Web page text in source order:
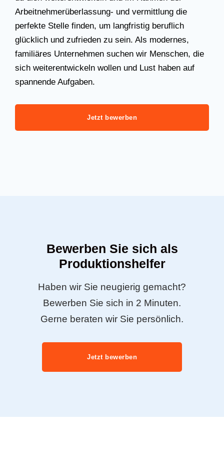
Arbeitnehmerüberlassung- und vermittlung die
perfekte Stelle finden, um langfristig beruflich
glücklich und zufrieden zu sein. Als modernes,
familiäres Unternehmen suchen wir Menschen, die
sich weiterentwickeln wollen und Lust haben auf
spannende Aufgaben.
Jetzt bewerben
Bewerben Sie sich als
Produktionshelfer
Haben wir Sie neugierig gemacht?
Bewerben Sie sich in 2 Minuten.
Gerne beraten wir Sie persönlich.
Jetzt bewerben